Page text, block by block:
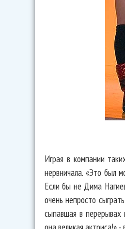
Играя в компании
нервничала. «Это был
Если бы не Дима
очень непросто
сыпавшая в